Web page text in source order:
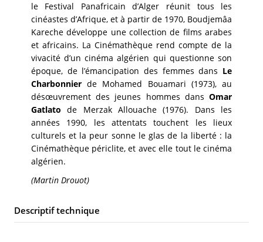
le Festival Panafricain d’Alger réunit tous les
cinéastes d’Afrique, et à partir de 1970, Boudjemâa
Kareche développe une collection de films arabes
et africains. La Cinémathèque rend compte de la
vivacité d’un cinéma algérien qui questionne son
époque, de l’émancipation des femmes dans Le
Charbonnierde Mohamed Bouamari (1973), au
désœuvrement des jeunes hommes dansOmar
Gatlato de Merzak Allouache (1976). Dans les
années 1990, les attentats touchent les lieux
culturels et la peur sonne le glas de la liberté : la
Cinémathèque périclite, et avec elle tout le cinéma
algérien.
(Martin Drouot)
Descriptif technique